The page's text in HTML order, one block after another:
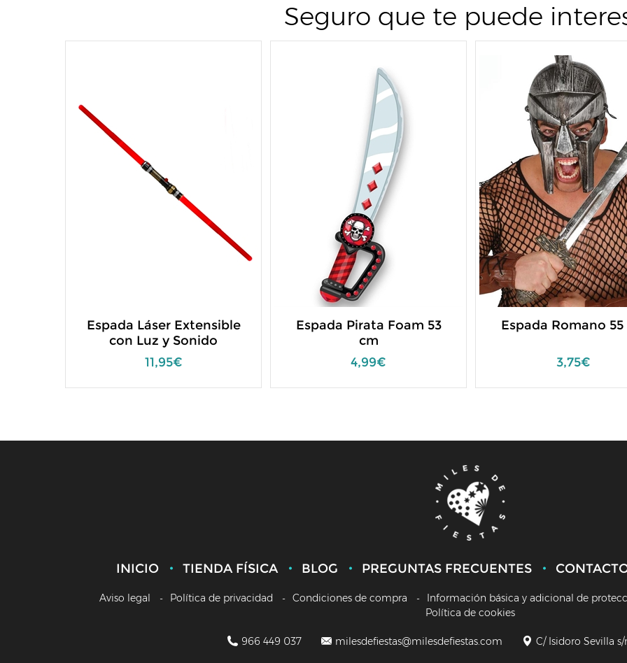
Seguro que te puede
Espada Láser Extensible
con Luz y Sonido
11,95€
Espada Pirata Foam 53
cm
4,99€
Espada Romano 55
3,75€
INICIO TIENDA FÍSICA BLOG PREGUNTAS FRECUENTES
Aviso legal Política de privacidad Condiciones de compra
Información básica y adicional de
Política de cookies
966 449 037 milesdefiestas@milesdefiestas.com C/ Isidoro Sevilla